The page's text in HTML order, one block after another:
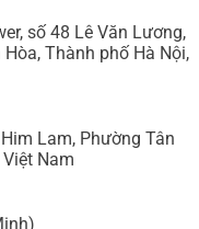
số 48 Lê Văn Lương,
Thành phố Hà Nội,
Lam, Phường Tân
Nam